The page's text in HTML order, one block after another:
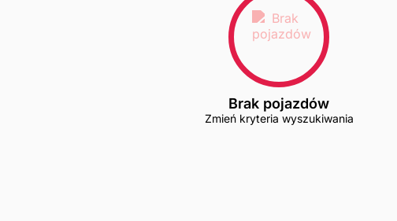
Brak pojazdów
Zmień kryteria wyszukiwania